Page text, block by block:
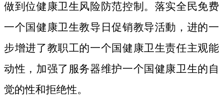
做到位健康卫生风险防范控制。落实全民免费
一个国健康卫生教导日促销教导活動，进的一
步增进了教职工的一个国健康卫生责任主观能
动性，加强了服务器维护一个国健康卫生的自
觉的性和拒绝性。